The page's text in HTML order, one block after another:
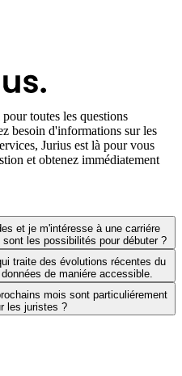
toutes les questions
besoin d'informations sur les
Jurius est là pour vous
et obtenez immédiatement
les possibilités pour débuter ?
de maniére accessible.
les juristes ?